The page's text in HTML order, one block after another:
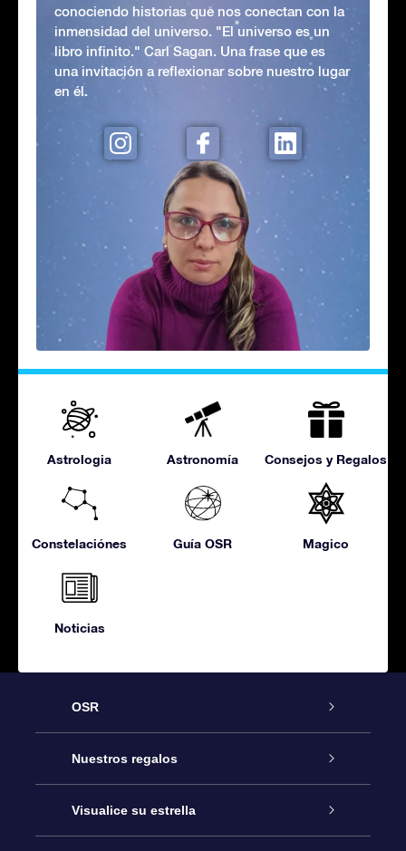
conociendo historias que nos conectan con la
inmensidad del universo. "El universo es un
libro infinito." Carl Sagan. Una frase que es
una invitación a reflexionar sobre nuestro lugar
en él.
Astrologia Astronomía Consejos y Regalos
Constelaciónes Guía OSR Magico
Noticias
OSR
Atención
Contáctanos
Nuestros regalos
Regalo Estrella Online
Visualice su estrella